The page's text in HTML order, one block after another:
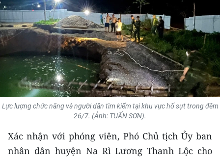
THỂ THAO
GIÁO DỤC
Y TẾ
KHOA HỌC - CÔNG NGHỆ
MÔI TRƯỜNG
BẠN ĐỌC
KIỂM CHỨNG THÔNG TIN
Lực lượng chức năng và người dân tìm kiếm tại khu vực hố sụt trong đêm
26/7. (Ảnh: TUẤN SƠN).
Xác nhận với phóng viên, Phó Chủ tịch Ủy ban
nhân dân huyện Na Rì Lương Thanh Lộc cho